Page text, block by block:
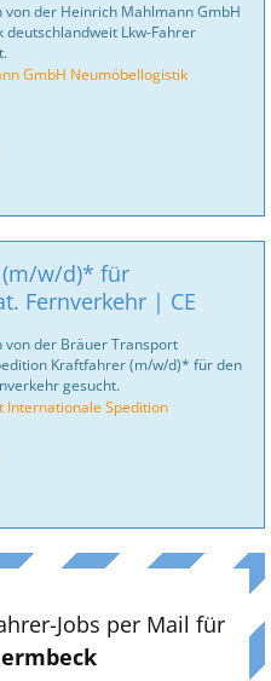
der Heinrich Mahlmann GmbH
deutschlandweit Lkw-Fahrer
GmbH Neumöbellogistik
w/d)* für
Fernverkehr | CE
von der Bräuer Transport
Kraftfahrer (m/w/d)* für den
gesucht.
Internationale Spedition
Jobs per Mail für